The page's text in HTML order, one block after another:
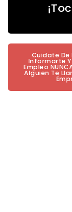
Cuidate De
Informarte Y
Empleo
Alguien Te